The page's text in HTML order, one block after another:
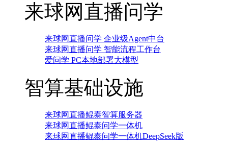
来球网直播问学
来球网直播问学 企业级Agent中台
来球网直播问学 智能流程工作台
爱问学 PC本地部署大模型
智算基础设施
来球网直播鲲泰智算服务器
来球网直播鲲泰问学一体机
来球网直播鲲泰问学一体机DeepSeek版